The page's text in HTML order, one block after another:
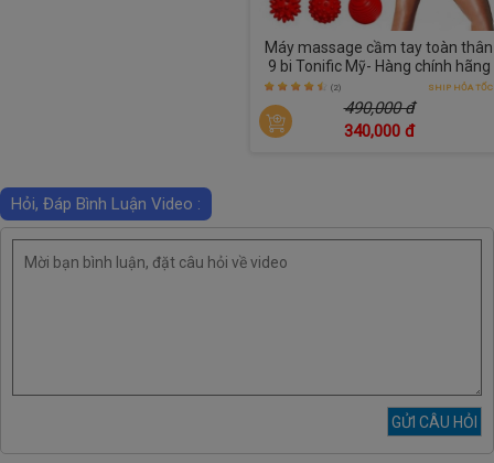
Máy massage cầm tay toàn thân
9 bi Tonific Mỹ- Hàng chính hãng
(2) SHIP HỎA TỐC
490,000 đ
340,000 đ
Hỏi, Đáp Bình Luận Video :